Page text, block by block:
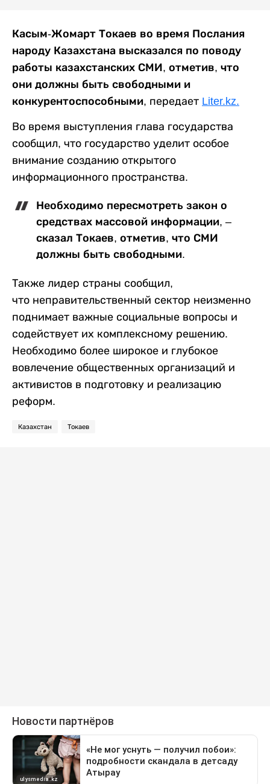
Касым-Жомарт Токаев во время Послания
народу Казахстана высказался по поводу
работы казахстанских СМИ, отметив, что
они должны быть свободными и
конкурентоспособными, передает Liter.kz.
Во время выступления глава государства
сообщил, что государство уделит особое
внимание созданию открытого
информационного пространства.
Необходимо пересмотреть закон о
средствах массовой информации, –
сказал Токаев, отметив, что СМИ
должны быть свободными.
Также лидер страны сообщил,
что неправительственный сектор неизменно
поднимает важные социальные вопросы и
содействует их комплексному решению.
Необходимо более широкое и глубокое
вовлечение общественных организаций и
активистов в подготовку и реализацию
реформ.
Казахстан Токаев